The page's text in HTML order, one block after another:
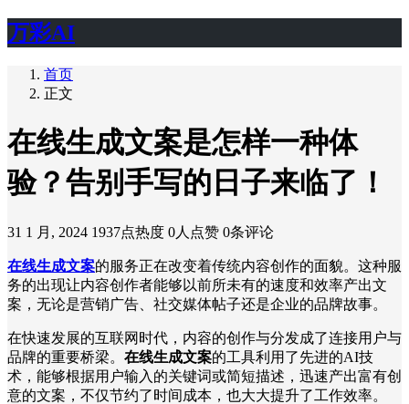
万彩AI
首页
正文
在线生成文案是怎样一种体
验？告别手写的日子来临了！
31 1 月, 2024 1937点热度 0人点赞 0条评论
在线生成文案的服务正在改变着传统内容创作的面貌。这种服
务的出现让内容创作者能够以前所未有的速度和效率产出文
案，无论是营销广告、社交媒体帖子还是企业的品牌故事。
在快速发展的互联网时代，内容的创作与分发成了连接用户与
品牌的重要桥梁。 在线生成文案的工具利用了先进的AI技
术，能够根据用户输入的关键词或简短描述，迅速产出富有创
意的文案，不仅节约了时间成本，也大大提升了工作效率。